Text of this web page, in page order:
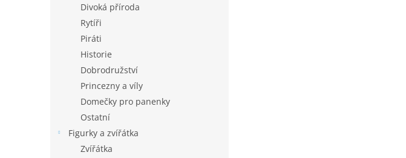
Divoká příroda
Rytíři
Piráti
Historie
Dobrodružství
Princezny a víly
Domečky pro panenky
Ostatní
Figurky a zvířátka
Zvířátka